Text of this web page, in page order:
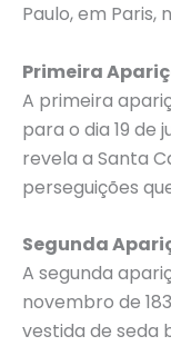
Paulo, em Paris,
Primeira
A primeira
para o dia 19 de
revela a Santa
perseguições
Segunda
A segunda
novembro de
vestida de seda